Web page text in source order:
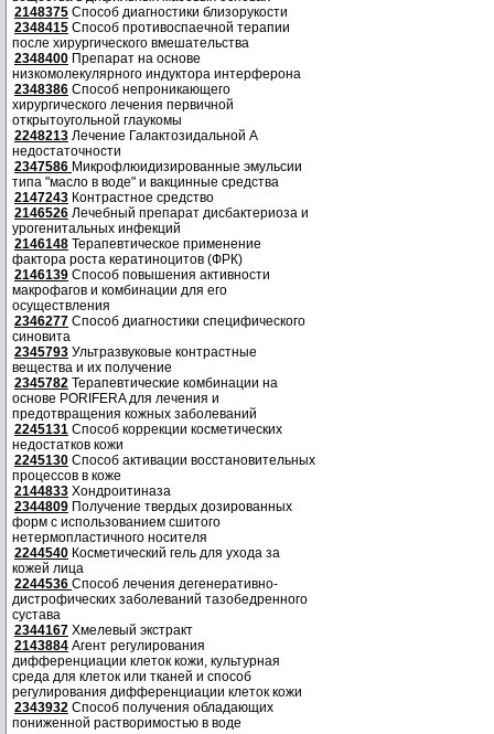
2148375 Способ диагностики близорукости
2348415 Способ противоспаечной терапии
после хирургического вмешательства
2348400 Препарат на основе
низкомолекулярного индуктора интерферона
2348386 Способ непроникающего
хирургического лечения первичной
открытоугольной глаукомы
2248213 Лечение Галактозидальной А
недостаточности
2347586 Микрофлюидизированные эмульсии
типа "масло в воде" и вакцинные средства
2147243 Контрастное средство
2146526 Лечебный препарат дисбактериоза и
урогенитальных инфекций
2146148 Терапевтическое применение
фактора роста кератиноцитов (ФРК)
2146139 Способ повышения активности
макрофагов и комбинации для его
осуществления
2346277 Способ диагностики специфического
синовита
2345793 Ультразвуковые контрастные
вещества и их получение
2345782 Терапевтические комбинации на
основе PORIFERA для лечения и
предотвращения кожных заболеваний
2245131 Способ коррекции косметических
недостатков кожи
2245130 Способ активации восстановительных
процессов в коже
2144833 Хондроитиназа
2344809 Получение твердых дозированных
форм с использованием сшитого
нетермопластичного носителя
2244540 Косметический гель для ухода за
кожей лица
2244536 Способ лечения дегенеративно-
дистрофических заболеваний тазобедренного
сустава
2344167 Хмелевый экстракт
2143884 Агент регулирования
дифференциации клеток кожи, культурная
среда для клеток или тканей и способ
регулирования дифференциации клеток кожи
2343932 Способ получения обладающих
пониженной растворимостью в воде